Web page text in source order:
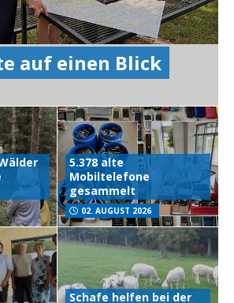
auf einen Blick
5.378 alte
Mobiltelefone
gesammelt
02. AUGUST 2026
Schafe helfen bei der